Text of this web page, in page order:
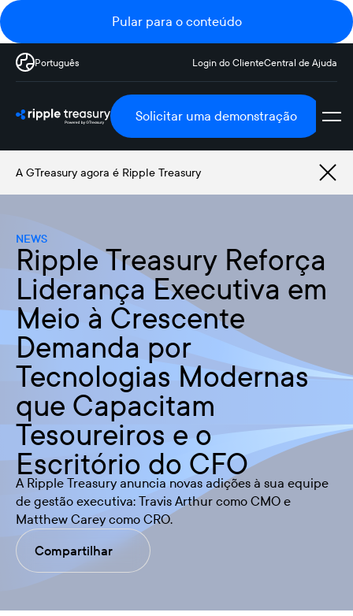
Pular para o conteúdo
Português Login do ClienteCentral de Ajuda
Solicitar uma demonstração
A GTreasury agora é Ripple Treasury
NEWS
Ripple Treasury Reforça
Liderança Executiva em
Meio à Crescente
Demanda por
Tecnologias Modernas
que Capacitam
Tesoureiros e o
Escritório do CFO
A Ripple Treasury anuncia novas adições à sua equipe
de gestão executiva: Travis Arthur como CMO e
Matthew Carey como CRO.
Compartilhar